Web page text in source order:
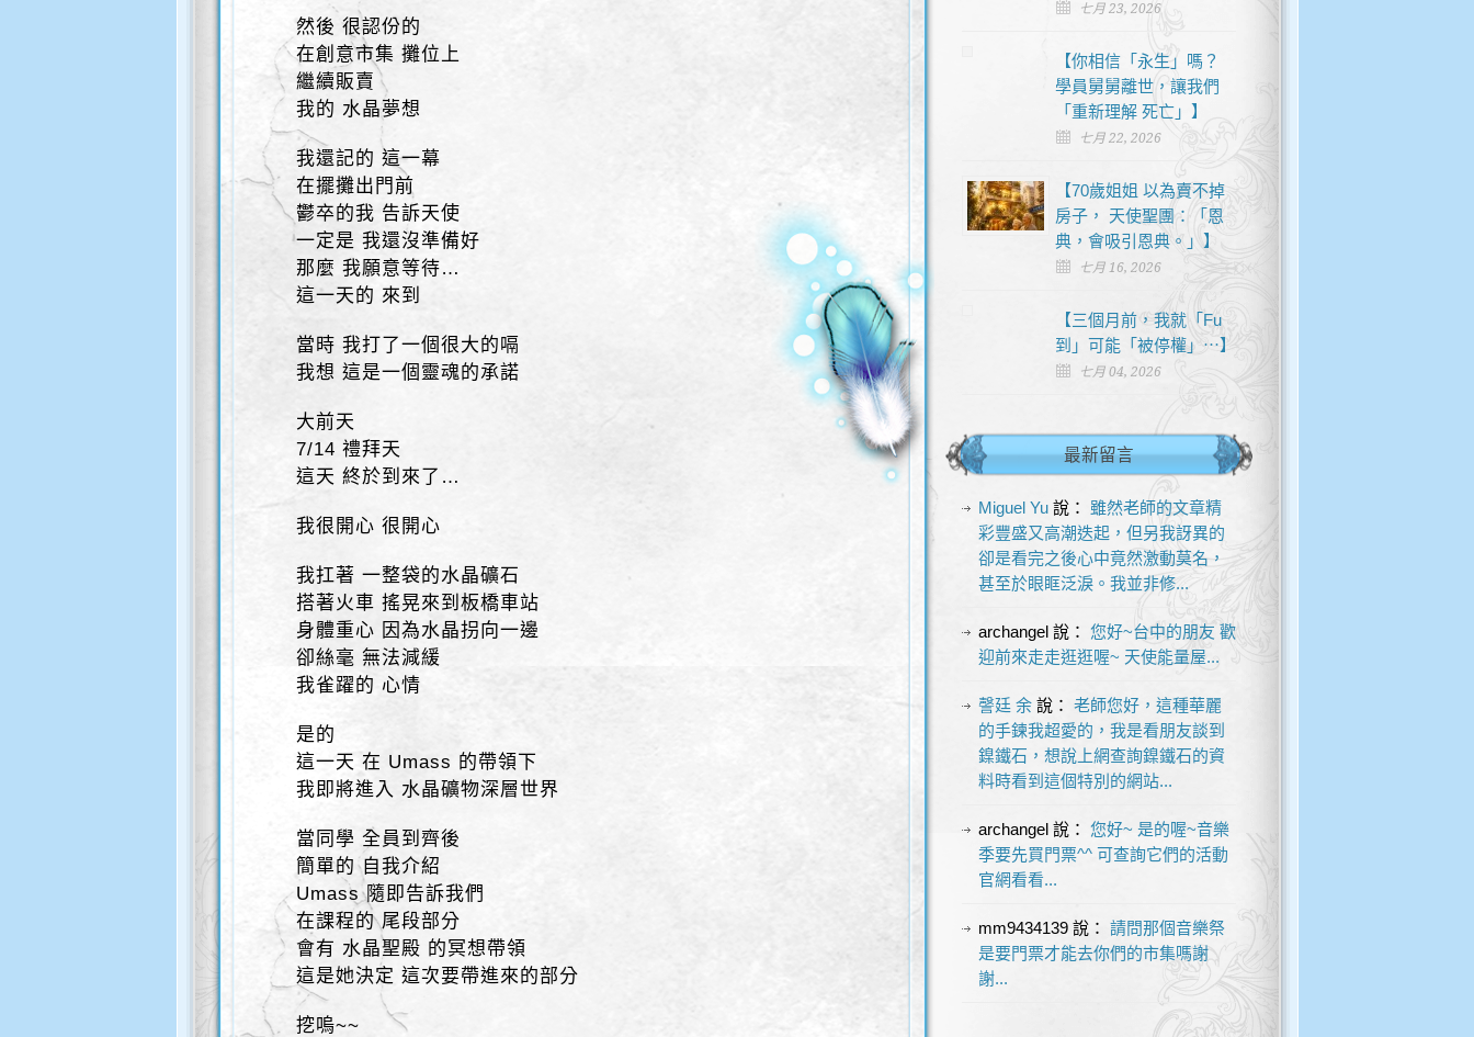
然後 很認份的
在創意市集 攤位上
繼續販賣
我的 水晶夢想
我還記的 這一幕
在擺攤出門前
鬱卒的我 告訴天使
一定是 我還沒準備好
那麼 我願意等待…
這一天的 來到
當時 我打了一個很大的嗝
我想 這是一個靈魂的承諾
大前天
7/14 禮拜天
這天 終於到來了…
我很開心 很開心
我扛著 一整袋的水晶礦石
搭著火車 搖晃來到板橋車站
身體重心 因為水晶拐向一邊
卻絲毫 無法減緩
我雀躍的 心情
是的
這一天 在 Umass 的帶領下
我即將進入 水晶礦物深層世界
當同學 全員到齊後
簡單的 自我介紹
Umass 隨即告訴我們
在課程的 尾段部分
會有 水晶聖殿 的冥想帶領
這是她決定 這次要帶進來的部分
挖嗚~~
七月 23, 2026
【你相信「永生」嗎？
學員舅舅離世，讓我們
「重新理解 死亡」】
七月 22, 2026
【70歲姐姐 以為賣不掉
房子， 天使聖團：「恩
典，會吸引恩典。」】
七月 16, 2026
【三個月前，我就「Fu
到」可能「被停權」⋯】
七月 04, 2026
最新留言
Miguel Yu說： 雖然老師的文章精
彩豐盛又高潮迭起，但另我訝異的
卻是看完之後心中竟然激動莫名，
甚至於眼眶泛淚。我並非修...
archangel說： 您好~台中的朋友 歡
迎前來走走逛逛喔~ 天使能量屋...
謦廷 余說： 老師您好，這種華麗
的手鍊我超愛的，我是看朋友談到
鎳鐵石，想說上網查詢鎳鐵石的資
料時看到這個特別的網站...
archangel說： 您好~ 是的喔~音樂
季要先買門票^^ 可查詢它們的活動
官網看看...
mm9434139說： 請問那個音樂祭
是要門票才能去你們的市集嗎謝
謝...